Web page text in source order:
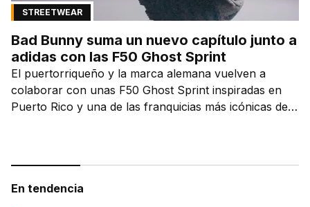
STREETWEAR
Bad Bunny suma un nuevo capítulo junto a
adidas con las F50 Ghost Sprint
El puertorriqueño y la marca alemana vuelven a
colaborar con unas F50 Ghost Sprint inspiradas en
Puerto Rico y una de las franquicias más icónicas del
En tendencia